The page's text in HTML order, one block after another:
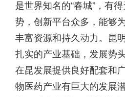
是世界知名的“春城”，有
势，创新平台众多，能够
丰富资源和持久动力。昆
扎实的产业基础，发展势
在昆发展提供良好配套和
物医药产业有巨大的发展